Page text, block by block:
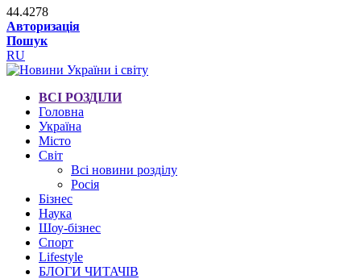
44.4278
Авторизація
Пошук
RU
ВСІ РОЗДІЛИ
Головна
Україна
Місто
Світ
Всі новини розділу
Росія
Бізнес
Наука
Шоу-бізнес
Спорт
Lifestyle
БЛОГИ ЧИТАЧІВ